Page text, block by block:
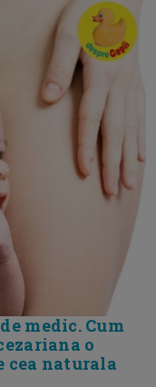
medic. Cum
o
cea naturala